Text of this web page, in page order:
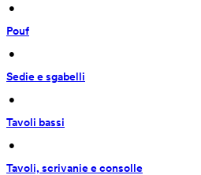
•
Pouf
•
Sedie e sgabelli
•
Tavoli bassi
•
Tavoli, scrivanie e consolle